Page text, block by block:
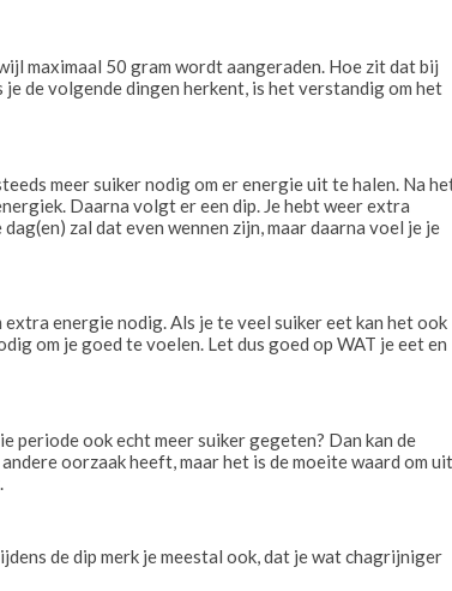
maximaal 50 gram wordt aangeraden. Hoe zit dat bij
de volgende dingen herkent, is het verstandig om het
meer suiker nodig om er energie uit te halen. Na
Daarna volgt er een dip. Je hebt weer extra
zal dat even wennen zijn, maar daarna voel je je
energie nodig. Als je te veel suiker eet kan het ook
om je goed te voelen. Let dus goed op WAT je eet en
periode ook echt meer suiker gegeten? Dan kan de
oorzaak heeft, maar het is de moeite waard om uit
de dip merk je meestal ook, dat je wat chagrijniger